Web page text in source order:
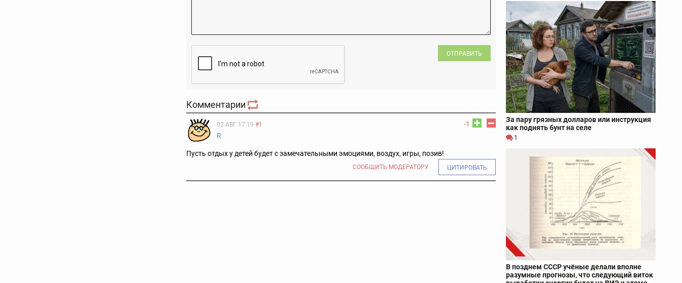
ОТПРАВИТЬ
Комментарии
-1
02 АВГ 17:19 #1
R
Пусть отдых у детей будет с замечательными эмоциями, воздух, игры, позив!
СООБЩИТЬ МОДЕРАТОРУ ЦИТИРОВАТЬ
За пару грязных долларов или инструкция
как поднять бунт на селе
1
В позднем СССР учёные делали вполне
разумные прогнозы, что следующий виток